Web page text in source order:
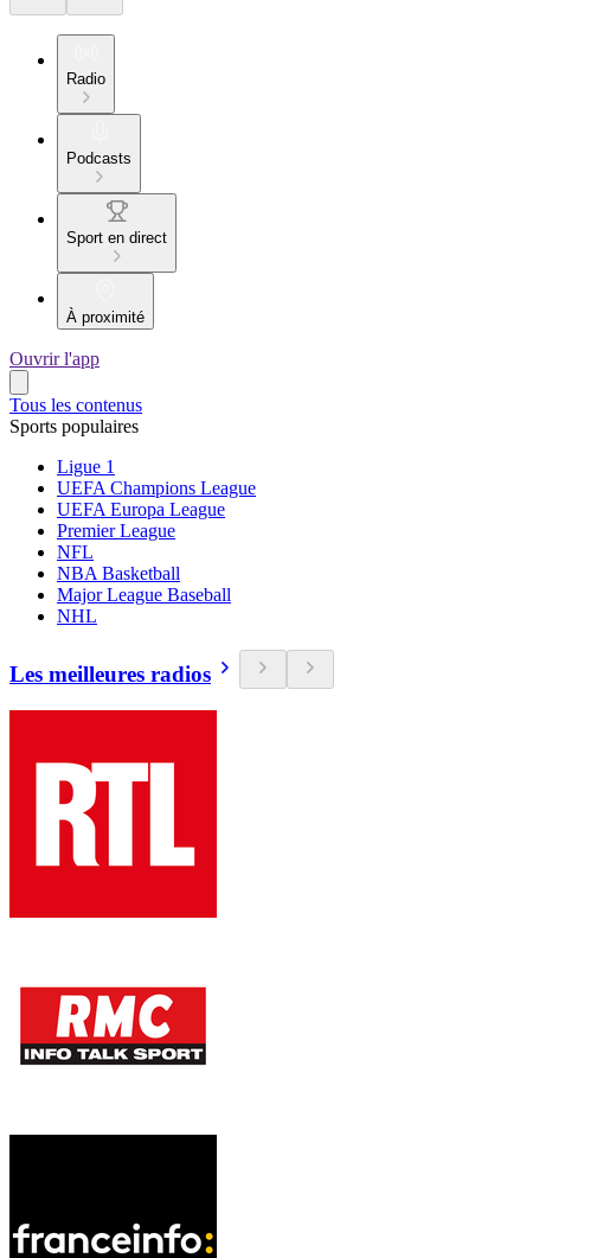
Radio
Podcasts
Sport en direct
À proximité
Ouvrir l'app
Tous les contenus
Sports populaires
Ligue 1
UEFA Champions League
UEFA Europa League
Premier League
NFL
NBA Basketball
Major League Baseball
NHL
Les meilleures radios